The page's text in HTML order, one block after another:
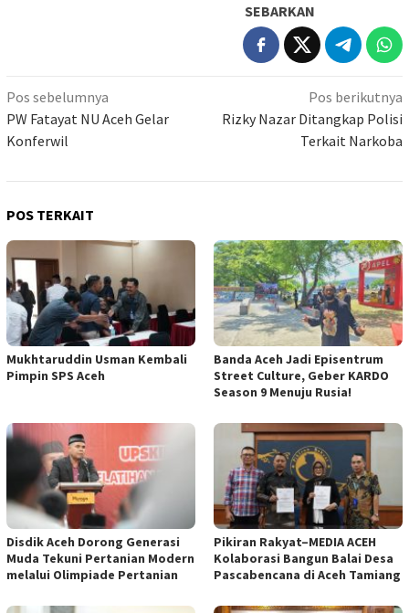
SEBARKAN
Navigasi
pos
Pos sebelumnya
PW Fatayat NU Aceh Gelar
Konferwil
Pos berikutnya
Rizky Nazar Ditangkap Polisi
Terkait Narkoba
POS TERKAIT
Mukhtaruddin Usman Kembali
Pimpin SPS Aceh
Banda Aceh Jadi Episentrum
Street Culture, Geber KARDO
Season 9 Menuju Rusia!
Disdik Aceh Dorong Generasi
Muda Tekuni Pertanian Modern
melalui Olimpiade Pertanian
Pikiran Rakyat–MEDIA ACEH
Kolaborasi Bangun Balai Desa
Pascabencana di Aceh Tamiang